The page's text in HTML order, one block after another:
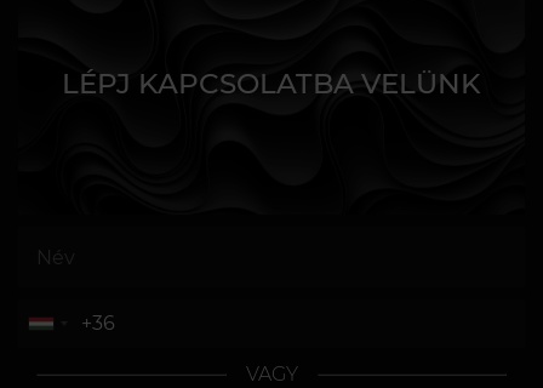
LÉPJ KAPCSOLATBA VELÜNK
VAGY